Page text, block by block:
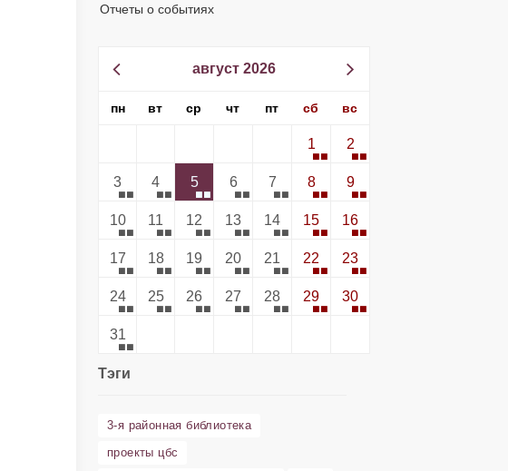
Отчеты о событиях
август 2026
пн вт ср чт пт сб вс
1 2
3 4 5 6 7 8 9
10 11 12 13 14 15 16
17 18 19 20 21 22 23
24 25 26 27 28 29 30
31
Тэги
3-я районная библиотека
проекты цбс